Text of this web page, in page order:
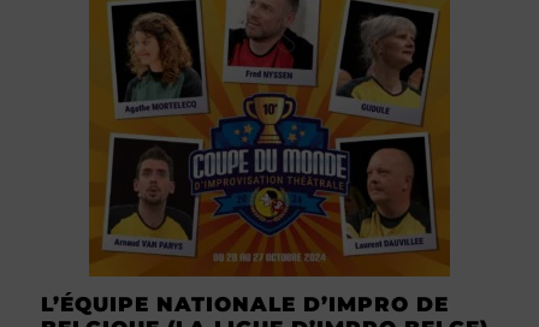
L’ÉQUIPE NATIONALE D’IMPRO DE